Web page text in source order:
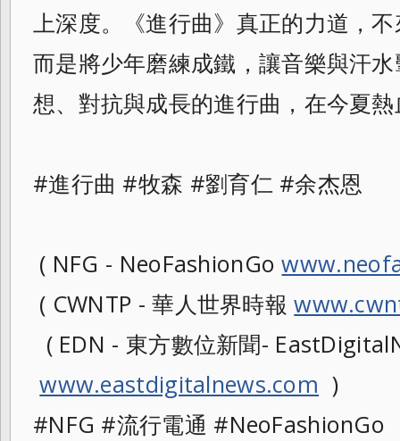
上深度。《進行曲》真正的力道，
而是將少年磨練成鐵，讓音樂與汗
想、對抗與成長的進行曲，在今夏
#進行曲 #牧森 #劉育仁 #余杰恩
( NFG - NeoFashionGo
( CWNTP - 華人世界時報
( EDN - 東方數位新聞-
www.eastdigitalnews.com )
#NFG #流行電通